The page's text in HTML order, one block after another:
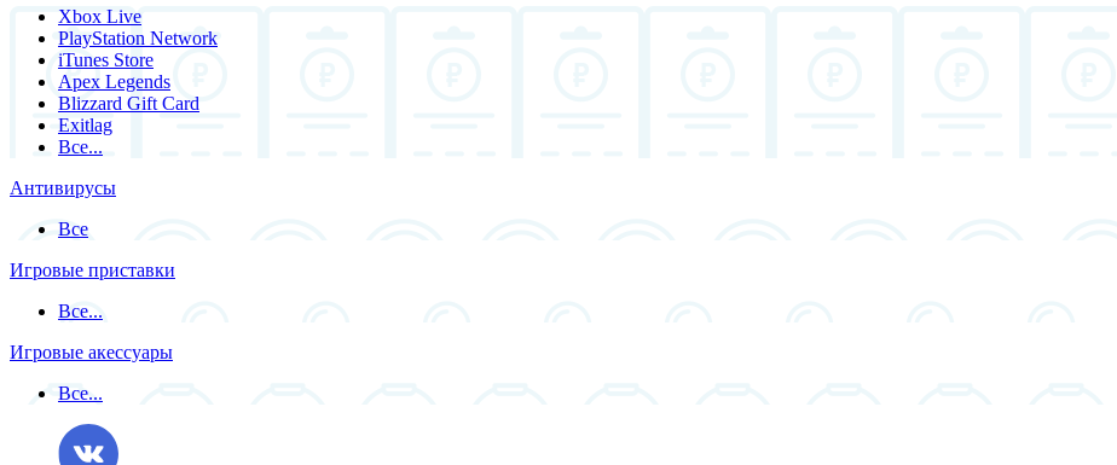
Xbox Live
PlayStation Network
iTunes Store
Apex Legends
Blizzard Gift Card
Exitlag
Все...
Антивирусы
Все
Игровые приставки
Все...
Игровые акессуары
Все...